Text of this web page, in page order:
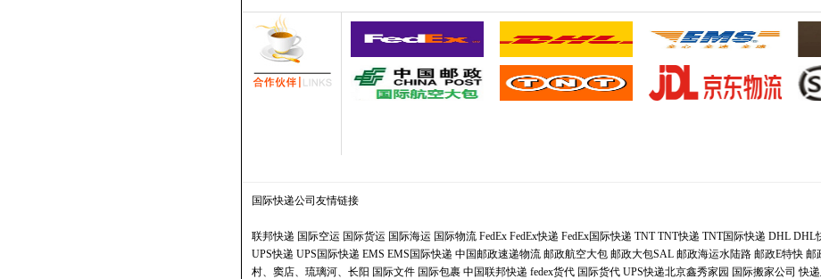
国际快递公司 友情链接
联邦快递 国际空运 国际货运 国际海运 国际物流 FedEx FedEx快递 FedEx国际快递 TNT TNT快递 TNT国际快递 DHL DHL
UPS快递 UPS国际快递 EMS EMS国际快递 中国邮政速递物流 邮政航空大包 邮政大包SAL 邮政海运水陆路 邮政E特快 邮
村、窦店、琉璃河、长阳 国际文件 国际包裹 中国联邦快递 fedex货代 国际货代 UPS快递北京鑫秀家园 国际搬家公司 快